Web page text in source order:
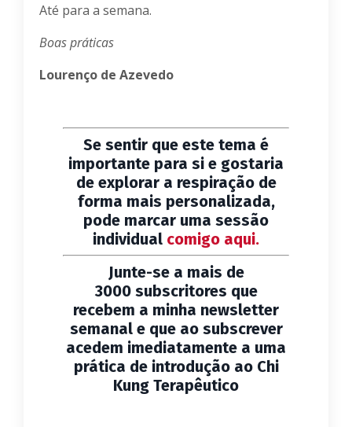
Até para a semana.
Boas práticas
Lourenço de Azevedo
Se sentir que este tema é
importante para si e gostaria
de explorar a respiração de
forma mais personalizada,
pode marcar uma sessão
individual comigo aqui.
Junte-se a mais de
3000 subscritores que
recebem a minha newsletter
semanal e que ao subscrever
acedem imediatamente a uma
prática de introdução ao Chi
Kung Terapêutico